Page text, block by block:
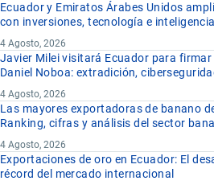
Ecuador y Emiratos Árabes Unidos
con inversiones, tecnología e
4 Agosto, 2026
Javier Milei visitará Ecuador para
Daniel Noboa: extradición,
4 Agosto, 2026
Las mayores exportadoras de banano
Ranking, cifras y análisis del sector
4 Agosto, 2026
Exportaciones de oro en Ecuador: El
récord del mercado internacional